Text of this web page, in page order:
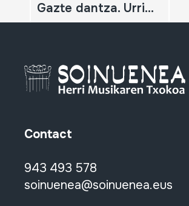
Gazte dantza. Urriñaga. Berriz. Pordon dantza para txistu.
Contact
943 493 578
soinuenea@soinuenea.eus